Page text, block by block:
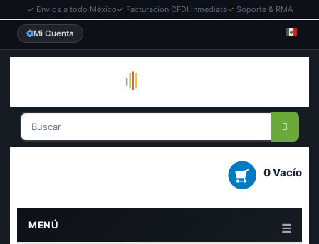
✓ Envíos a todo México✓ Facturación CFDI inmediata✓ Soporte & RMA
Mi Cuenta
0 Vacío
MENÚ